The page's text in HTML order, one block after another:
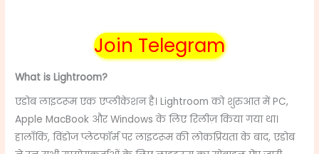
Join Telegram
What is Lightroom?
एडोब लाइटरूम एक एप्लीकेशन है। Lightroom को शुरुआत में PC,
Apple MacBook और Windows के लिए रिलीज़ किया गया था।
हालाँकि, विंडोज प्लेटफॉर्म पर लाइटरूम की लोकप्रियता के बाद, एडोब